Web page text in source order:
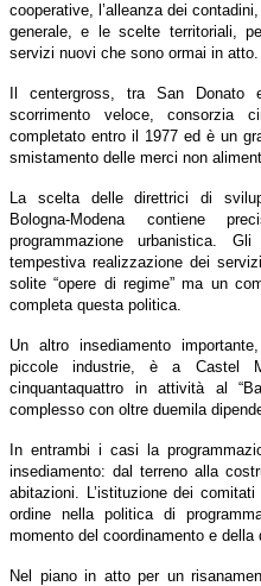
cooperative, l’alleanza dei
generale, e le scelte territoriali,
servizi nuovi che sono ormai in atto.
Il centergross, tra San
scorrimento veloce, consorzia
completato entro il 1977 ed è un
smistamento delle merci non
La scelta delle direttrici di
Bologna-Modena contiene
programmazione urbanistica.
tempestiva realizzazione dei
solite “opere di regime” ma un
completa questa politica.
Un altro insediamento
piccole industrie, è a Castel
cinquantaquattro in attività al
complesso con oltre duemila
In entrambi i casi la
insediamento: dal terreno alla
abitazioni. L’istituzione dei
ordine nella politica di
momento del coordinamento e della
Nel piano in atto per un